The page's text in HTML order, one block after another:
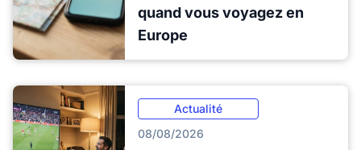
quand vous voyagez en
Europe
Actualité
08/08/2026